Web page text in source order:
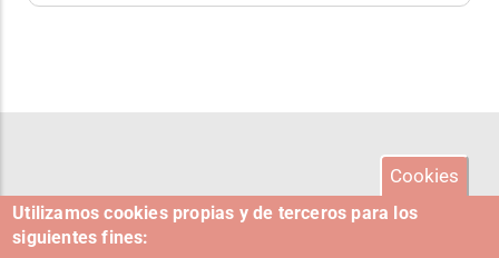
Cookies
Utilizamos cookies propias y de terceros para los
siguientes fines: